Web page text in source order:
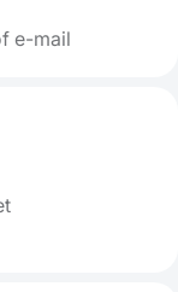
e-mail